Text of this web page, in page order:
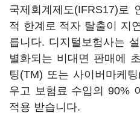
국제회계제도(IFRS17)로
적 한계로 적자 탈출이 지
릅니다. 디지털보험사는
별화되는 비대면 판매에
팅(TM) 또는 사이버마케
우고 보험료 수입의 90%
적용 받습니다.